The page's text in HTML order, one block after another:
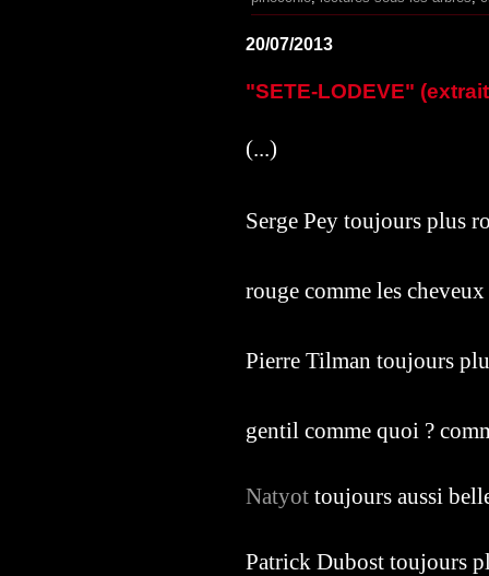
20/07/2013
"SETE-LODEVE"
(...)
Serge Pey toujours plus
rouge comme les
Pierre Tilman toujours
gentil comme quoi ?
Natyot toujours aussi
Patrick Dubost toujours